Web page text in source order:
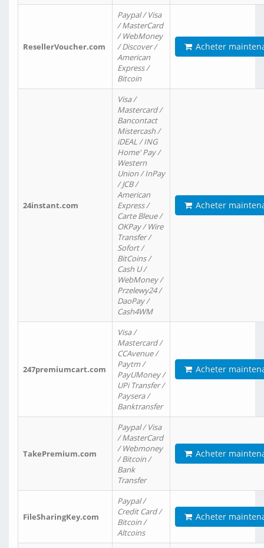
ResellerVoucher.com
Paypal / Visa
/ MasterCard
/ WebMoney
/ Discover /
American
Express /
Bitcoin
Acheter
24instant.com
Visa /
Mastercard /
Bancontact
Mistercash /
iDEAL / ING
Home' Pay /
Western
Union / InPay
/ JCB /
American
Express /
Carte Bleue /
OKPay / Wire
Transfer /
Sofort /
BitCoins /
Cash U /
WebMoney /
Przelewy24 /
DaoPay /
Cash4WM
Acheter
247premiumcart.com
Visa /
Mastercard /
CCAvenue /
Paytm /
PayUMoney /
UPi Transfer /
Paysera /
Banktransfer
Acheter
TakePremium.com
Paypal / Visa
/ MasterCard
/ Webmoney
/ Bitcoin /
Bank
Transfer
Acheter
FileSharingKey.com
Paypal /
Credit Card /
Bitcoin /
Altcoins
Acheter